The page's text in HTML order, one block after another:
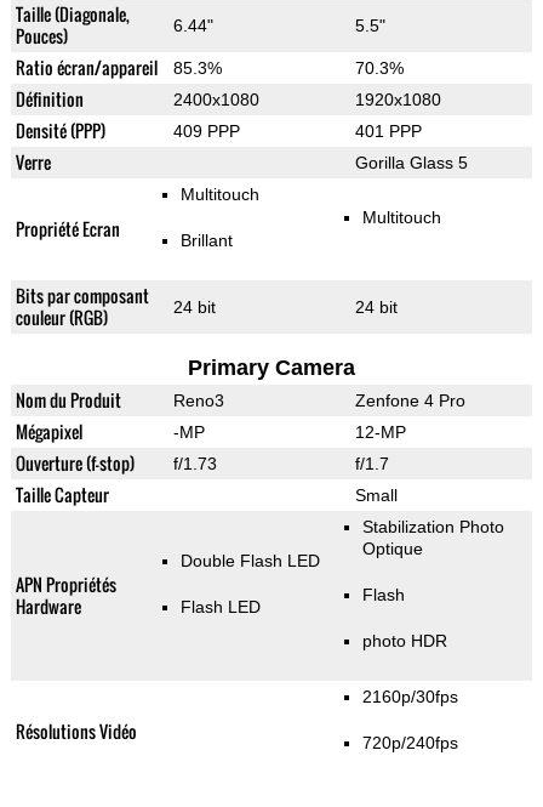
Taille (Diagonale,
Pouces)
6.44" 5.5"
Ratio écran/appareil 85.3% 70.3%
Définition 2400x1080 1920x1080
Densité (PPP) 409 PPP 401 PPP
Verre Gorilla Glass 5
Propriété Ecran
Multitouch
Brillant
Multitouch
Bits par composant
couleur (RGB)
24 bit 24 bit
Primary Camera
Nom du Produit Reno3 Zenfone 4 Pro
Mégapixel -MP 12-MP
Ouverture (f-stop) f/1.73 f/1.7
Taille Capteur Small
APN Propriétés
Hardware
Double Flash LED
Flash LED
Stabilization Photo
Optique
Flash
photo HDR
Résolutions Vidéo
2160p/30fps
720p/240fps